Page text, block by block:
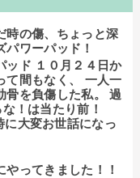
時の傷、ちょっと深
ワーパッド！
ッド １０月２４日か
て間もなく、 一人一
骨を負傷した私。 過
！は当たり前！
大変お世話になっ
やってきました！！